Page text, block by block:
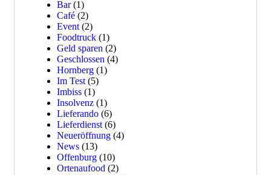
Bar (1)
Café (2)
Event (2)
Foodtruck (1)
Geld sparen (2)
Geschlossen (4)
Hornberg (1)
Im Test (5)
Imbiss (1)
Insolvenz (1)
Lieferando (6)
Lieferdienst (6)
Neueröffnung (4)
News (13)
Offenburg (10)
Ortenaufood (2)